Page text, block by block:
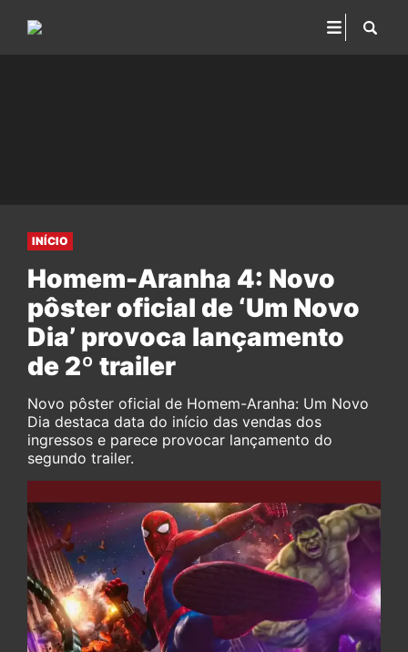
INÍCIO
Homem-Aranha 4: Novo
pôster oficial de ‘Um Novo
Dia’ provoca lançamento
de 2º trailer
Novo pôster oficial de Homem-Aranha: Um Novo
Dia destaca data do início das vendas dos
ingressos e parece provocar lançamento do
segundo trailer.